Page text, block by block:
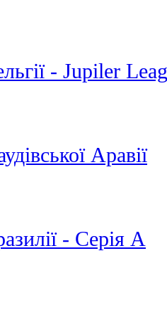
- Jupiler
Аравії
- Серія А